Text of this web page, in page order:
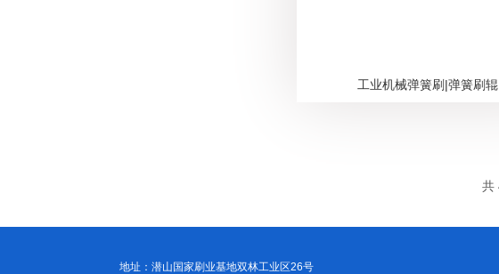
工业机械弹簧刷|弹簧刷辊
共
地址：潜山国家刷业基地双林工业区26号